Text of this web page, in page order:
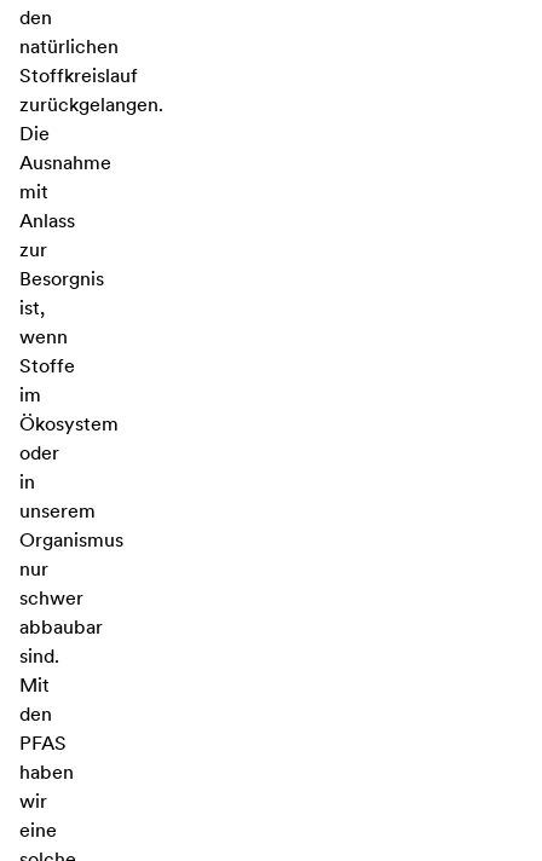
den
natürlichen
Stoffkreislauf
zurückgelangen.
Die
Ausnahme
mit
Anlass
zur
Besorgnis
ist,
wenn
Stoffe
im
Ökosystem
oder
in
unserem
Organismus
nur
schwer
abbaubar
sind.
Mit
den
PFAS
haben
wir
eine